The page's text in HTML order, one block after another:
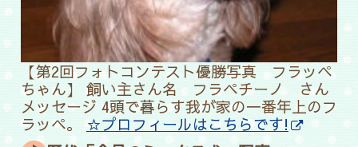
【第2回フォトコンテスト優勝写真 フラッペ
ちゃん】 飼い主さん名 フラペチーノ さん
メッセージ 4頭で暮らす我が家の一番年上のフ
ラッペ。☆プロフィールはこちらです!